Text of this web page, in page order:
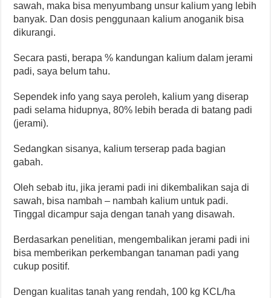
sawah, maka bisa menyumbang unsur kalium yang lebih
banyak. Dan dosis penggunaan kalium anoganik bisa
dikurangi.
Secara pasti, berapa % kandungan kalium dalam jerami
padi, saya belum tahu.
Sependek info yang saya peroleh, kalium yang diserap
padi selama hidupnya, 80% lebih berada di batang padi
(jerami).
Sedangkan sisanya, kalium terserap pada bagian
gabah.
Oleh sebab itu, jika jerami padi ini dikembalikan saja di
sawah, bisa nambah – nambah kalium untuk padi.
Tinggal dicampur saja dengan tanah yang disawah.
Berdasarkan penelitian, mengembalikan jerami padi ini
bisa memberikan perkembangan tanaman padi yang
cukup positif.
Dengan kualitas tanah yang rendah, 100 kg KCL/ha